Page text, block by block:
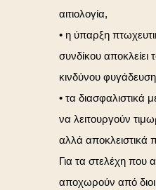
αιτιολογία,
• η ύπαρξη
συνδίκου αποκλείει
κινδύνου
• τα διασφαλιστικά
να λειτουργούν
αλλά αποκλειστικά
Για τα στελέχη που
αποχωρούν από